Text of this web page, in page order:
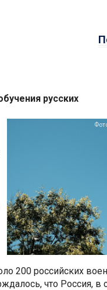
русских
200 российских
что Россия,